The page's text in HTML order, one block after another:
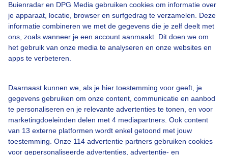
Buienradar en DPG Media gebruiken cookies om informatie over
je apparaat, locatie, browser en surfgedrag te verzamelen. Deze
informatie combineren we met de gegevens die je zelf deelt met
ons, zoals wanneer je een account aanmaakt. Dit doen we om
het gebruik van onze media te analyseren en onze websites en
apps te verbeteren.
Daarnaast kunnen we, als je hier toestemming voor geeft, je
gegevens gebruiken om onze content, communicatie en aanbod
te personaliseren en je relevante advertenties te tonen, en voor
marketingdoeleinden delen met 4 mediapartners. Ook content
van 13 externe platformen wordt enkel getoond met jouw
toestemming. Onze 114 advertentie partners gebruiken cookies
voor gepersonaliseerde advertenties, advertentie- en
Bedrijfsgegevens
Veelgestelde vragen
Contact
Gebruikersvoorwaarden
Adverteren
Buienradar Team
Privacy beleid